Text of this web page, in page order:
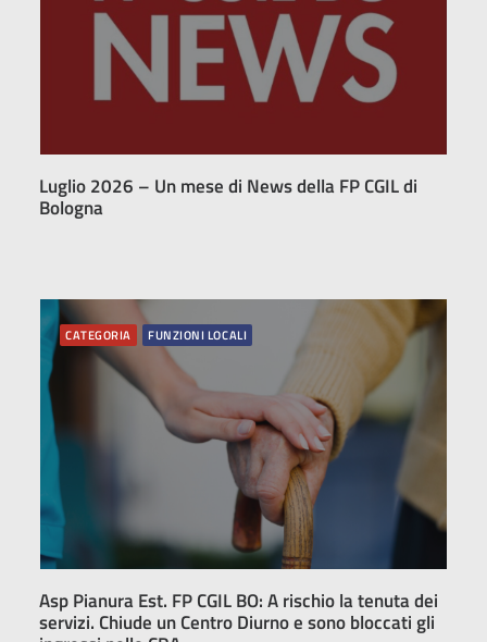
Luglio 2026 – Un mese di News della FP CGIL di
Bologna
CATEGORIA FUNZIONI LOCALI
Asp Pianura Est. FP CGIL BO: A rischio la tenuta dei
servizi. Chiude un Centro Diurno e sono bloccati gli